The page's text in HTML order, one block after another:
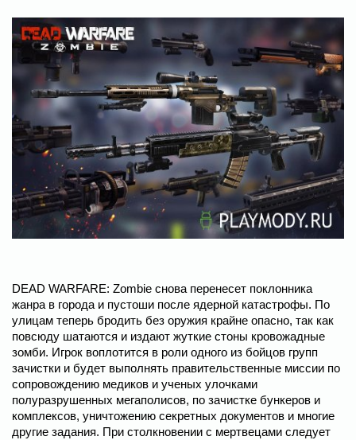
DEAD WARFARE: Zombie снова перенесет поклонника
жанра в города и пустоши после ядерной катастрофы. По
улицам теперь бродить без оружия крайне опасно, так как
повсюду шатаются и издают жуткие стоны кровожадные
зомби. Игрок воплотится в роли одного из бойцов групп
зачистки и будет выполнять правительственные миссии по
сопровождению медиков и ученых улочками
полуразрушенных мегаполисов, по зачистке бункеров и
комплексов, уничтожению секретных документов и многие
другие задания. При столкновении с мертвецами следует